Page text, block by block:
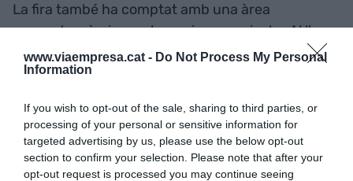
www.viaempresa.cat - Do Not Process My Personal
Information
If you wish to opt-out of the sale, sharing to third parties, or
processing of your personal or sensitive information for
targeted advertising by us, please use the below opt-out
section to confirm your selection. Please note that after your
opt-out request is processed you may continue seeing
La fira també ha comptat amb una àrea
ecogastronòmica amb sessions musicals. Al llarg
dels tres dies de saló, s'han servit més de 1.200
tapes, més de 1.000 hamburgueses i 600 litres de
als tasts i maridatges. A banda de rebre el públic
general, el saló ha congregat més de 1.200 agents
sectorials.